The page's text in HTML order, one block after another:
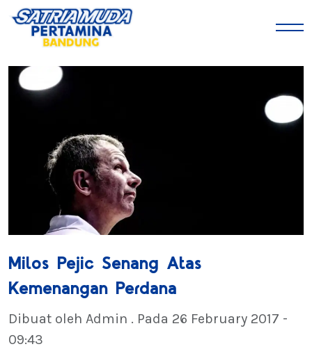
Milos Pejic Senang Atas
Kemenangan Perdana
Dibuat oleh Admin . Pada 26 February 2017 -
09:43